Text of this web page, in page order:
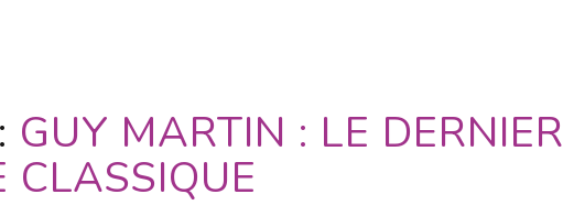
GUY MARTIN : LE DERNIER
CLASSIQUE